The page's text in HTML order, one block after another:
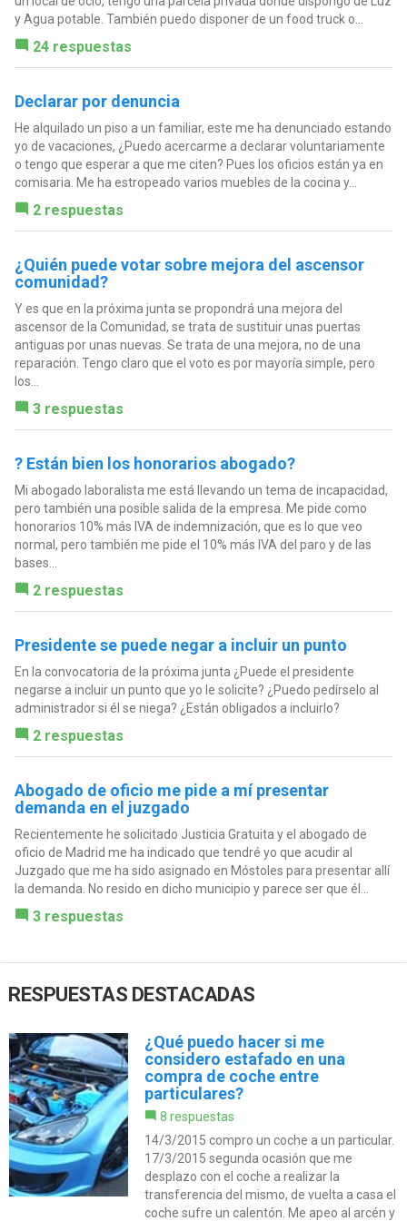
y Agua potable. También puedo disponer de un food truck o...
24 respuestas
Declarar por denuncia
He alquilado un piso a un familiar, este me ha denunciado estando
yo de vacaciones, ¿Puedo acercarme a declarar voluntariamente
o tengo que esperar a que me citen? Pues los oficios están ya en
comisaria. Me ha estropeado varios muebles de la cocina y...
2 respuestas
¿Quién puede votar sobre mejora del ascensor
comunidad?
Y es que en la próxima junta se propondrá una mejora del
ascensor de la Comunidad, se trata de sustituir unas puertas
antiguas por unas nuevas. Se trata de una mejora, no de una
reparación. Tengo claro que el voto es por mayoría simple, pero
los...
3 respuestas
? Están bien los honorarios abogado?
Mi abogado laboralista me está llevando un tema de incapacidad,
pero también una posible salida de la empresa. Me pide como
honorarios 10% más IVA de indemnización, que es lo que veo
normal, pero también me pide el 10% más IVA del paro y de las
bases...
2 respuestas
Presidente se puede negar a incluir un punto
En la convocatoria de la próxima junta ¿Puede el presidente
negarse a incluir un punto que yo le solicite? ¿Puedo pedírselo al
administrador si él se niega? ¿Están obligados a incluirlo?
2 respuestas
Abogado de oficio me pide a mí presentar
demanda en el juzgado
Recientemente he solicitado Justicia Gratuita y el abogado de
oficio de Madrid me ha indicado que tendré yo que acudir al
Juzgado que me ha sido asignado en Móstoles para presentar allí
la demanda. No resido en dicho municipio y parece ser que él...
3 respuestas
RESPUESTAS DESTACADAS
¿Qué puedo hacer si me
considero estafado en una
compra de coche entre
particulares?
8 respuestas
14/3/2015 compro un coche a un particular.
17/3/2015 segunda ocasión que me
desplazo con el coche a realizar la
transferencia del mismo, de vuelta a casa el
coche sufre un calentón. Me apeo al arcén y